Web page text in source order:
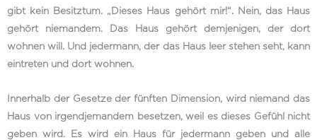
gibt kein Besitztum. „Dieses Haus gehört mir!“. Nein, das Haus
gehört niemandem. Das Haus gehört demjenigen, der dort
wohnen will. Und jedermann, der das Haus leer stehen seht, kann
eintreten und dort wohnen.
Innerhalb der Gesetze der fünften Dimension, wird niemand das
Haus von irgendjemandem besetzen, weil es dieses Gefühl nicht
geben wird. Es wird ein Haus für jedermann geben und alle